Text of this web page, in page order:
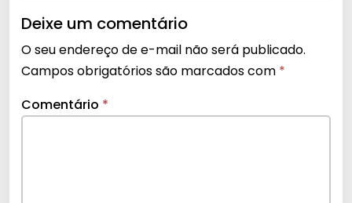
Deixe um comentário
O seu endereço de e-mail não será publicado.
Campos obrigatórios são marcados com *
Comentário *